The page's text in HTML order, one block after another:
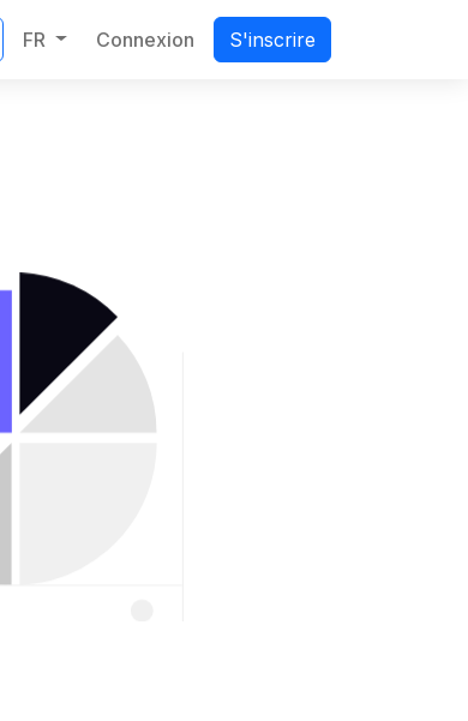
FR Connexion S'inscrire